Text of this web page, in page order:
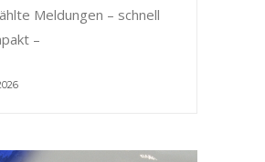
Meldungen – schnell
–